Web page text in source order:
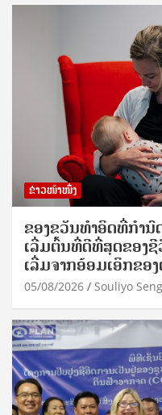
ຂ່າວໜ້າໜຶ່ງ
ຂອງຂວັນທໍາອິດທີ່ກໍານົ
ເລີ່ມຕົ້ນທີ່ດີທີ່ສຸດຂອງຊີ
ເລີ່ມຈາກອ້ອມເອິກຂອ
05/08/2026 Souliyo